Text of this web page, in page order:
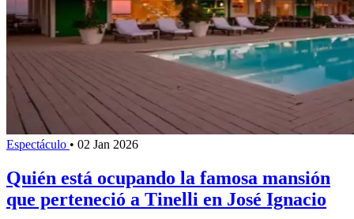
Espectáculo • 02 Jan 2026
Quién está ocupando la famosa mansión
que perteneció a Tinelli en José Ignacio